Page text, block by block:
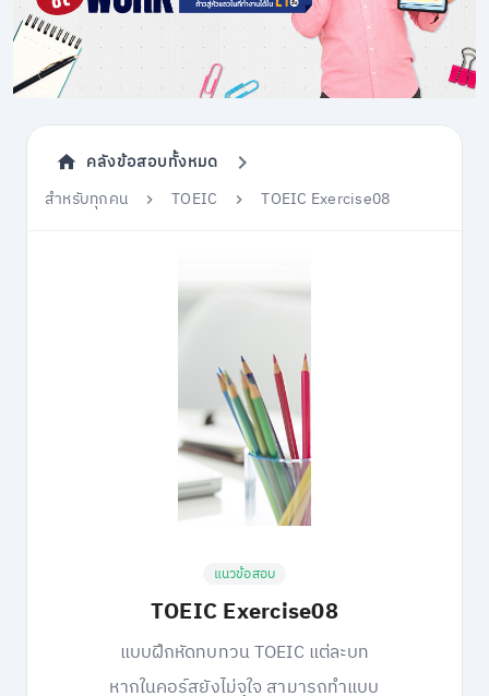
คลังข้อสอบทั้งหมด
สำหรับทุกคน
TOEIC TOEIC Exercise08
แนวข้อสอบ
TOEIC Exercise08
แบบฝึกหัดทบทวน TOEIC แต่ละบท
หากในคอร์สยังไม่จุใจ สามารถทำแบบ